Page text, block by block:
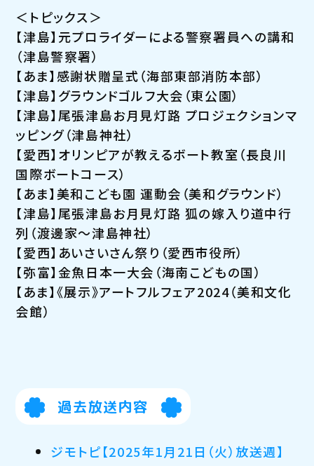
＜トピックス＞
【津島】元プロライダーによる警察署員への講和
（津島警察署）
【あま】感謝状贈呈式（海部東部消防本部）
【津島】グラウンドゴルフ大会（東公園）
【津島】尾張津島お月見灯路 プロジェクションマ
ッピング（津島神社）
【愛西】オリンピアが教えるボート教室（長良川
国際ボートコース）
【あま】美和こども園 運動会（美和グラウンド）
【津島】尾張津島お月見灯路 狐の嫁入り道中行
列（渡邊家～津島神社）
【愛西】あいさいさん祭り（愛西市役所）
【弥富】金魚日本一大会（海南こどもの国）
【あま】《展示》アートフルフェア2024（美和文化
会館）
過去放送内容
ジモトピ【2025年1月21日（火）放送週】